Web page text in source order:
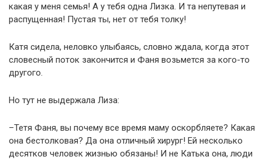
какая у меня семья! А у тебя одна Лизка. И та непутевая и
распущенная! Пустая ты, нет от тебя толку!
Катя сидела, неловко улыбаясь, словно ждала, когда этот
словесный поток закончится и Фаня возьмется за кого-то
другого.
Но тут не выдержала Лиза:
–Тетя Фаня, вы почему все время маму оскорбляете? Какая
она бестолковая? Да она отличный хирург! Ей несколько
десятков человек жизнью обязаны! И не Катька она, люди